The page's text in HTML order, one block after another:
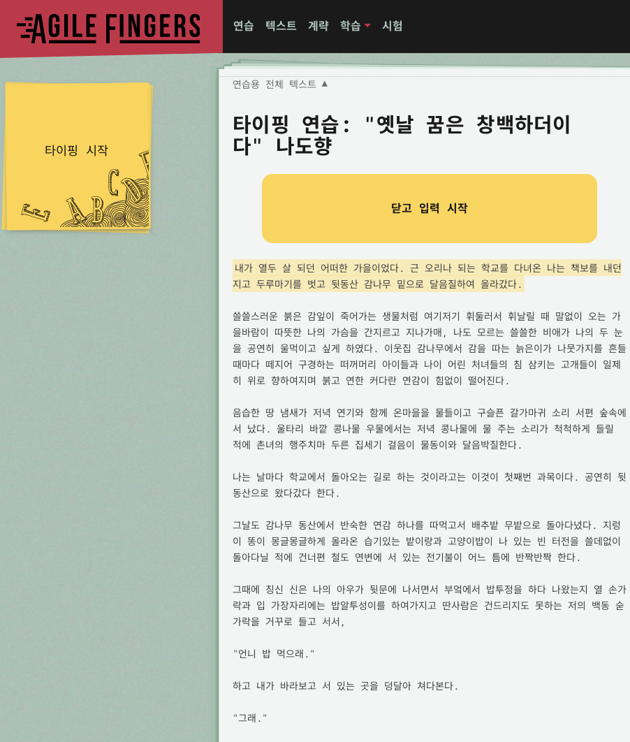
연습 텍스트 계략 학습 시험
연습용 전체 텍스트 ▼
타이핑 연습: "옛날 꿈은 창백하더이
다" 나도향
닫고 입력 시작
내가 열두 살 되던 어떠한 가을이었다. 근 오리나 되는 학교를 다녀온 나는 책보를 내던
지고 두루마기를 벗고 뒷동산 감나무 밑으로 달음질하여 올라갔다.
쓸쓸스러운 붉은 감잎이 죽어가는 생물처럼 여기저기 휘둘러서 휘날릴 때 말없이 오는 가
을바람이 따뜻한 나의 가슴을 간지르고 지나가매, 나도 모르는 쓸쓸한 비애가 나의 두 눈
을 공연히 울먹이고 싶게 하였다. 이웃집 감나무에서 감을 따는 늙은이가 나뭇가지를 흔들
때마다 떼지어 구경하는 떠꺼머리 아이들과 나이 어린 처녀들의 침 삼키는 고개들이 일제
히 위로 향하여지며 붉고 연한 커다란 연감이 힘없이 떨어진다.
음습한 땅 냄새가 저녁 연기와 함께 온마을을 물들이고 구슬픈 갈가마귀 소리 서편 숲속에
서 났다. 울타리 바깥 콩나물 우물에서는 저녁 콩나물에 물 주는 소리가 척척하게 들릴
적에 촌녀의 행주치마 두른 집세기 걸음이 물동이와 달음박질한다.
나는 날마다 학교에서 돌아오는 길로 하는 것이라고는 이것이 첫째번 과목이다. 공연히 뒷
동산으로 왔다갔다 한다.
그날도 감나무 동산에서 반숙한 연감 하나를 따먹고서 배추밭 무밭으로 돌아다녔다. 지렁
이 똥이 몽글몽글하게 올라온 습기있는 밭이랑과 고양이밥이 나 있는 빈 터전을 쓸데없이
돌아다닐 적에 건너편 철도 연변에 서 있는 전기불이 어느 틈에 반짝반짝 한다.
그때에 징신 신은 나의 아우가 뒷문에 나서면서 부엌에서 밥투정을 하다 나왔는지 열 손가
락과 입 가장자리에는 밥알투성이를 하여가지고 딴사람은 건드리지도 못하는 저의 백동 숟
가락을 거꾸로 들고 서서,
"언니 밥 먹으래."
하고 내가 바라보고 서 있는 곳을 덩달아 쳐다본다.
"그래."
타이핑 시작